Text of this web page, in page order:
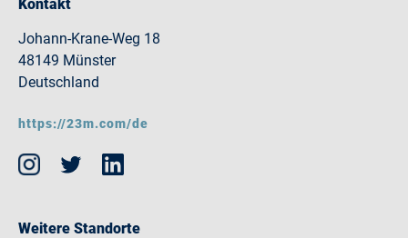
Kontakt
Johann-Krane-Weg 18
48149 Münster
Deutschland
https://23m.com/de
Weitere Standorte